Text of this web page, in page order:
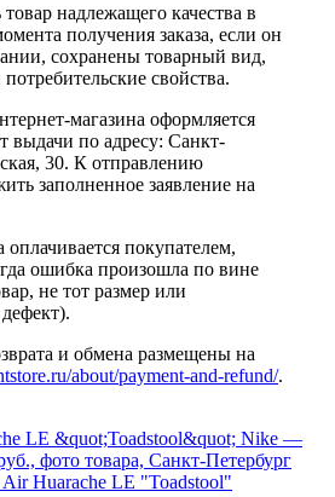
надлежащего качества в
получения заказа, если он
сохранены товарный вид,
свойства.
магазина оформляется
выдачи по адресу: Санкт-
30. К отправлению
заполненное заявление на
оплачивается покупателем,
ошибка произошла по вине
не тот размер или
и обмена размещены на
about/payment-and-refund/.
Huarache LE "Toadstool"